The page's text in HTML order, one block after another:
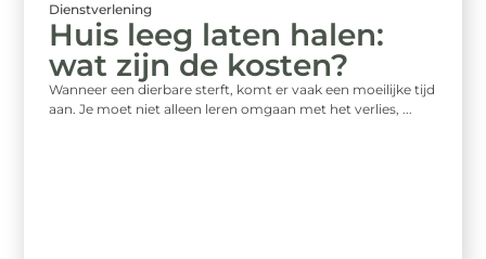
Dienstverlening
Huis leeg laten halen:
wat zijn de kosten?
Wanneer een dierbare sterft, komt er vaak een moeilijke tijd
aan. Je moet niet alleen leren omgaan met het verlies, ...